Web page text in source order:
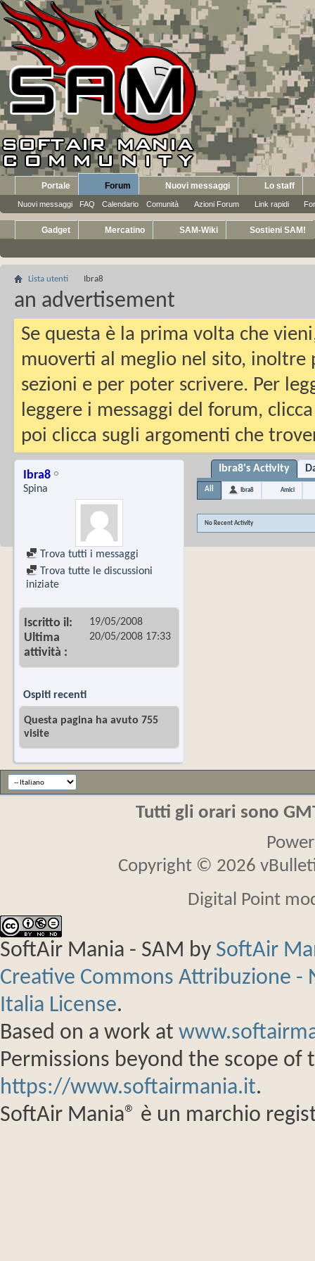
Portale Forum
Nuovi messaggi FAQ Calendario Comunità Azioni Forum Link rapidi
Nuovi messaggi Lo staff
Gadget Mercatino SAM-Wiki Sostieni SAM!
Lista utenti Ibra8
an advertisement
Se questa è la prima volta che
muoverti al meglio nel sito, inoltre
sezioni e per poter scrivere. Per
leggere i messaggi del forum,
poi clicca sugli argomenti che
Ibra8
Spina
Trova tutti i messaggi
Trova tutte le discussioni
iniziate
Iscritto il 19/05/2008
Ultima
attività
20/05/2008 17:33
Ospiti recenti
Questa pagina ha avuto 755
visite
Ibra8's Activity
All Ibra8 Amici
No Recent Activity
Tutti gli orari sono
Copyright © 2026
Digital Point
SoftAir Mania - SAM by SoftAir
Creative Commons Attribuzione
Italia License.
Based on a work at
Permissions beyond the scope of
https://www.softairmania.it.
SoftAir Mania® è un marchio